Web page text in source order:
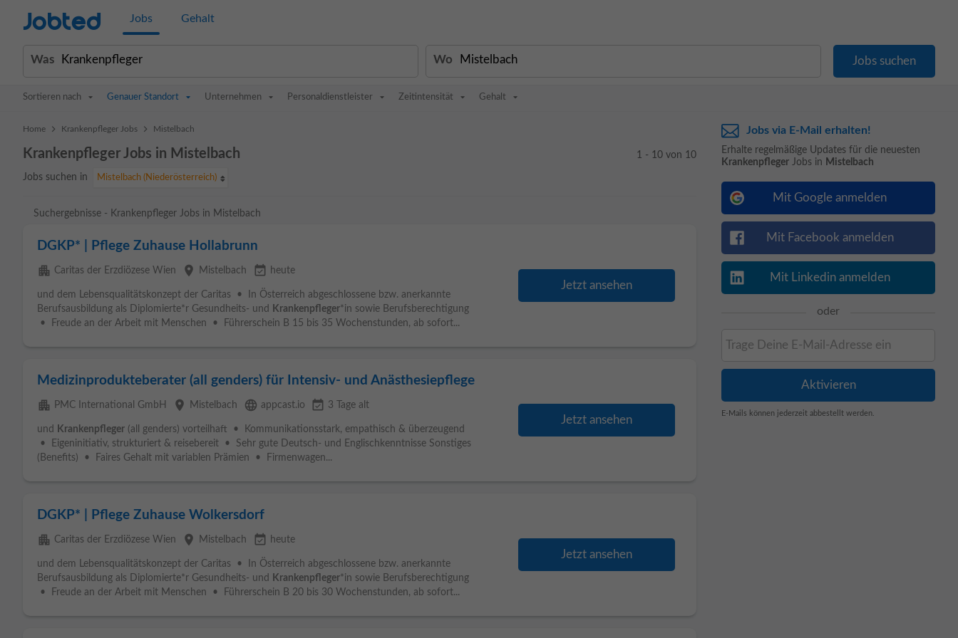
Jobted Jobs Gehalt
Was Wo
Sortieren nach Genauer Standort Unternehmen Personaldienstleister Zeitintensität Gehalt
Home > Krankenpfleger Jobs > Mistelbach
Krankenpfleger Jobs in Mistelbach
Jobs suchen in Mistelbach (Niederösterreich)
1 - 10 von 10
Suchergebnisse - Krankenpfleger Jobs in Mistelbach
DGKP* | Pflege Zuhause Hollabrunn
apartment Caritas der Erzdiözese Wien place Mistelbach event_available heute
und dem Lebensqualitätskonzept der Caritas • In Österreich abgeschlossene bzw. anerkannte
Berufsausbildung als Diplomierte*r Gesundheits- und
Krankenpfleger*in sowie Berufsberechtigung
• Freude an der Arbeit mit Menschen • Führerschein B 15 bis 35 Wochenstunden, ab sofort...
Jetzt ansehen
Medizinprodukteberater (all genders) für Intensiv- und Anästhesiepflege
apartment PMC International GmbH place Mistelbach language appcast.io event_available 3 Tage alt
und Krankenpfleger (all genders) vorteilhaft • Kommunikationsstark, empathisch & überzeugend
• Eigeninitiativ, strukturiert & reisebereit • Sehr gute Deutsch- und Englischkenntnisse Sonstiges
(Benefits) • Faires Gehalt mit variablen Prämien • Firmenwagen...
Jetzt ansehen
DGKP* | Pflege Zuhause Wolkersdorf
apartment Caritas der Erzdiözese Wien place Mistelbach event_available heute
und dem Lebensqualitätskonzept der Caritas • In Österreich abgeschlossene bzw. anerkannte
Berufsausbildung als Diplomierte*r Gesundheits- und
Krankenpfleger*in sowie Berufsberechtigung
• Freude an der Arbeit mit Menschen • Führerschein B 20 bis 30 Wochenstunden, ab sofort...
Jetzt ansehen
Jobs via E-Mail erhalten!
Erhalte regelmäßige Updates für die neuesten
Krankenpfleger Jobs in Mistelbach
Mit Google anmelden
Mit Facebook anmelden
Mit Linkedin anmelden
oder
E-Mails können jederzeit abbestellt werden.